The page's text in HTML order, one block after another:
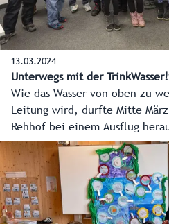
13.03.2024
Unterwegs mit der
Wie das Wasser von oben zu
Leitung wird, durfte Mitte
Rehhof bei einem Ausflug
Initiative „Trinkwasserschule“
in Hallein-Gamp besucht.